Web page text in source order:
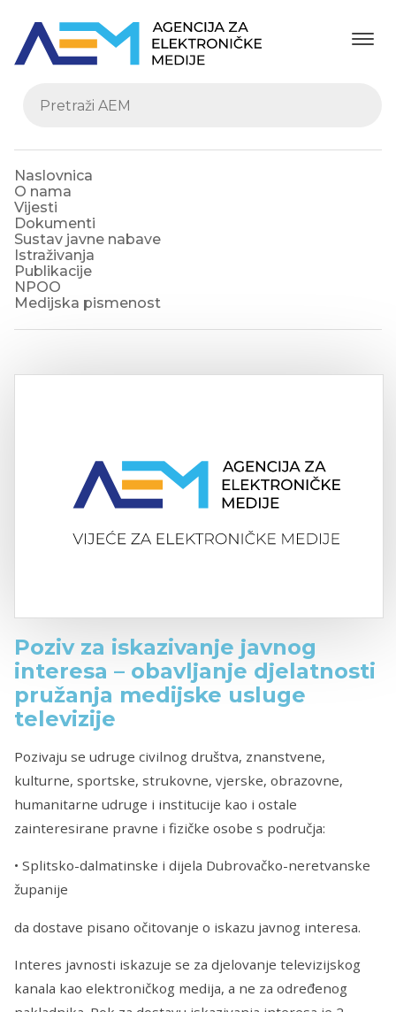
Naslovnica
O nama
Vijesti
Dokumenti
Sustav javne nabave
Istraživanja
Publikacije
NPOO
Medijska pismenost
Poziv za iskazivanje javnog
interesa – obavljanje djelatnosti
pružanja medijske usluge
televizije
Pozivaju se udruge civilnog društva, znanstvene,
kulturne, sportske, strukovne, vjerske, obrazovne,
humanitarne udruge i institucije kao i ostale
zainteresirane pravne i fizičke osobe s područja:
• Splitsko-dalmatinske i dijela Dubrovačko-neretvanske
županije
da dostave pisano očitovanje o iskazu javnog interesa.
Interes javnosti iskazuje se za djelovanje televizijskog
kanala kao elektroničkog medija, a ne za određenog